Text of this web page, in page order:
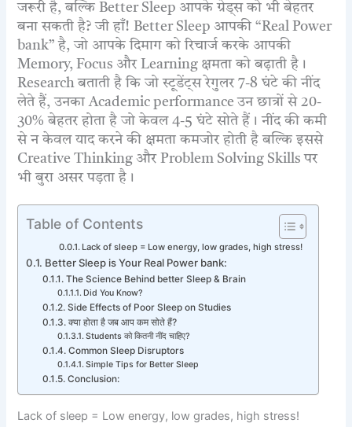
जरूरी है, बल्कि Better Sleep आपके ग्रेड्स को भी बेहतर
बना सकती है? जी हाँ! Better Sleep आपकी “Real Power
bank” है, जो आपके दिमाग को रिचार्ज करके आपकी
Memory, Focus और Learning क्षमता को बढ़ाती है।
Research बताती है कि जो स्टूडेंट्स रेगुलर 7-8 घंटे की नींद
लेते हैं, उनका Academic performance उन छात्रों से 20-
30% बेहतर होता है जो केवल 4-5 घंटे सोते हैं। नींद की कमी
से न केवल याद करने की क्षमता कमजोर होती है बल्कि इससे
Creative Thinking और Problem Solving Skills पर
भी बुरा असर पड़ता है।
Table of Contents
Lack of sleep = Low energy, low grades, high stress!
Better Sleep is Your Real Power bank:
The Science Behind better Sleep & Brain
Did You Know?
Side Effects of Poor Sleep on Studies
क्या होता है जब आप कम सोते हैं?
Students को कितनी नींद चाहिए?
Common Sleep Disruptors
Simple Tips for Better Sleep
Conclusion:
Lack of sleep = Low energy, low grades, high stress!